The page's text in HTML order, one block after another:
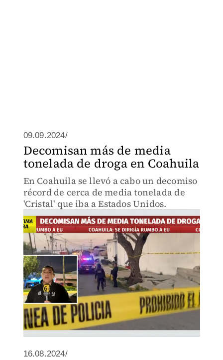
09.09.2024/
Decomisan más de media
tonelada de droga en Coahuila
En Coahuila se llevó a cabo un decomiso
récord de cerca de media tonelada de
'Cristal' que iba a Estados Unidos.
16.08.2024/